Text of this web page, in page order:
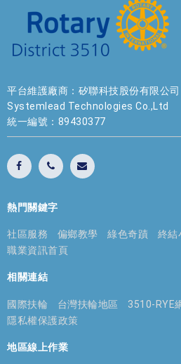
平台維護廠商：矽聯科技股份有限公司
Systemlead Technologies Co.,Ltd
統一編號：89430377
熱門關鍵字
社區服務 偏鄉教學 綠色奇蹟 終結
職業資訊首頁
相關連結
國際扶輪 台灣扶輪地區 3510-RYE
隱私權保護政策
地區線上作業